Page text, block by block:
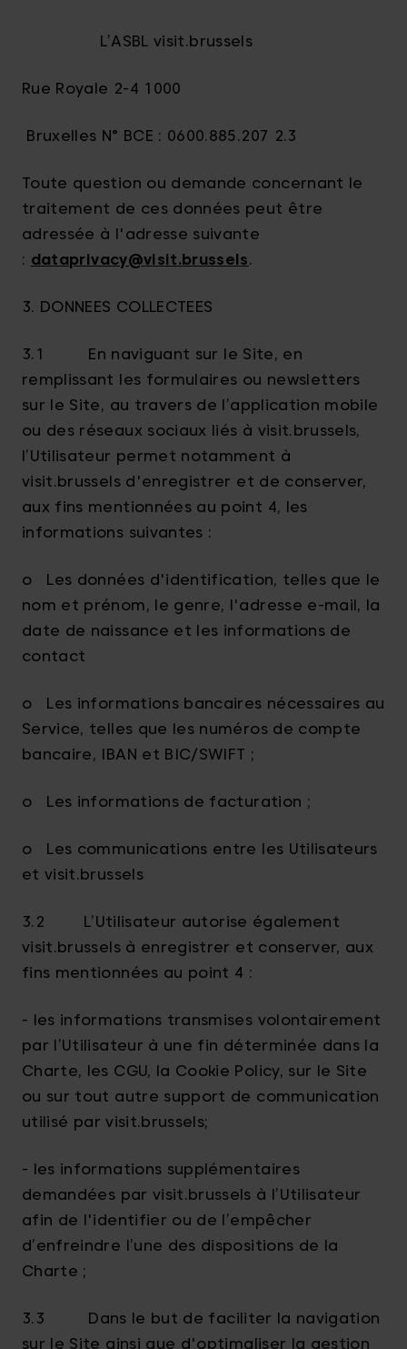
L’ASBL visit.brussels
Rue Royale 2-4 1000
Bruxelles N° BCE : 0600.885.207 2.3
Toute question ou demande concernant le
traitement de ces données peut être
adressée à l'adresse suivante
: dataprivacy@visit.brussels.
3. DONNEES COLLECTEES
3.1 En naviguant sur le Site, en
remplissant les formulaires ou newsletters
sur le Site, au travers de l’application mobile
ou des réseaux sociaux liés à visit.brussels,
l’Utilisateur permet notamment à
visit.brussels d'enregistrer et de conserver,
aux fins mentionnées au point 4, les
informations suivantes :
o Les données d'identification, telles que le
nom et prénom, le genre, l'adresse e-mail, la
date de naissance et les informations de
contact
o Les informations bancaires nécessaires au
Service, telles que les numéros de compte
bancaire, IBAN et BIC/SWIFT ;
o Les informations de facturation ;
o Les communications entre les Utilisateurs
et visit.brussels
3.2 L’Utilisateur autorise également
visit.brussels à enregistrer et conserver, aux
fins mentionnées au point 4 :
- les informations transmises volontairement
par l’Utilisateur à une fin déterminée dans la
Charte, les CGU, la Cookie Policy, sur le Site
ou sur tout autre support de communication
utilisé par visit.brussels;
- les informations supplémentaires
demandées par visit.brussels à l’Utilisateur
afin de l'identifier ou de l’empêcher
d’enfreindre l’une des dispositions de la
Charte ;
3.3 Dans le but de faciliter la navigation
sur le Site ainsi que d'optimaliser la gestion